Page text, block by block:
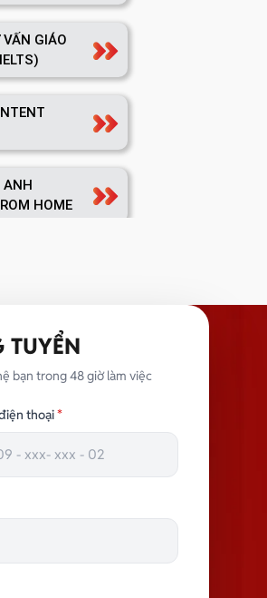
GIÁO
ANH
HOME
CHÍNH
TUYỂN
bạn trong 48 giờ làm việc
thoại*